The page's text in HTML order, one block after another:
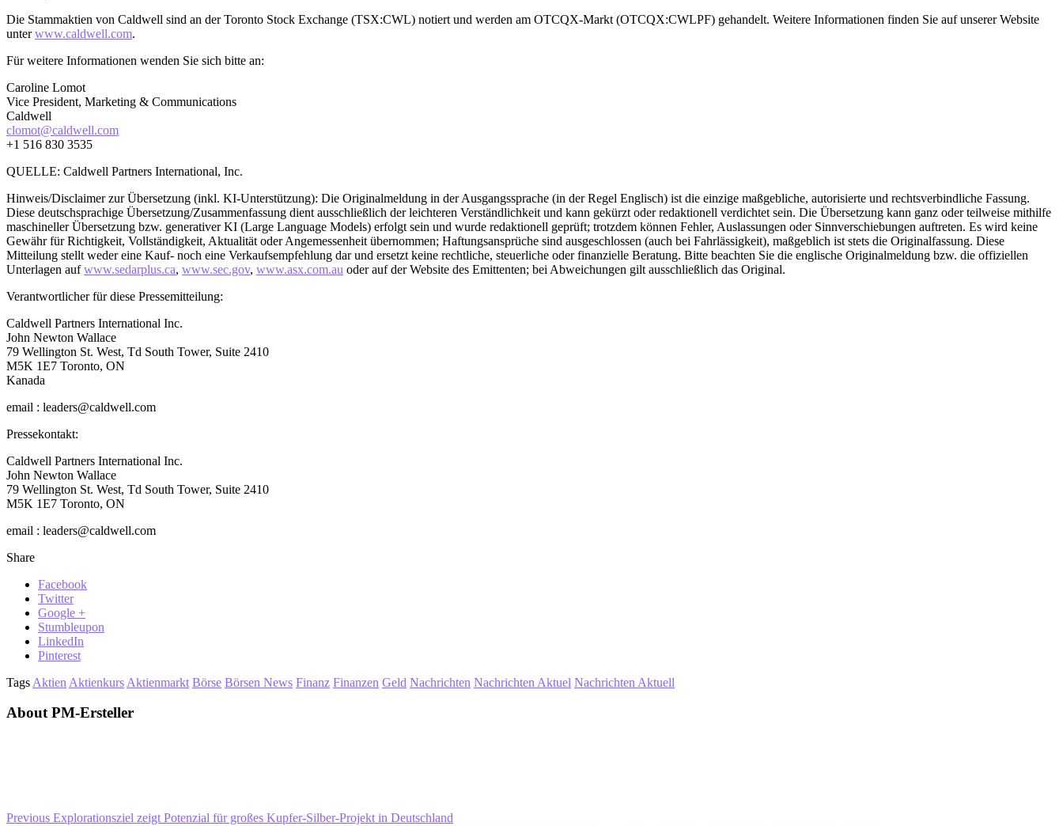
Die Stammaktien von Caldwell sind an der Toronto Stock Exchange (TSX:CWL) notiert und werden am OTCQX-Markt (OTCQX:CWLPF) gehandelt. Weitere Informationen finden Sie auf unserer Website
unterwww.caldwell.com.
Für weitere Informationen wenden Sie sich bitte an:
Caroline Lomot
Vice President, Marketing & Communications
Caldwell
clomot@caldwell.com
+1 516 830 3535
QUELLE: Caldwell Partners International, Inc.
Hinweis/Disclaimer zur Übersetzung (inkl. KI-Unterstützung): Die Originalmeldung in der Ausgangssprache (in der Regel Englisch) ist die einzige maßgebliche, autorisierte und rechtsverbindliche Fassung.
Diese deutschsprachige Übersetzung/Zusammenfassung dient ausschließlich der leichteren Verständlichkeit und kann gekürzt oder redaktionell verdichtet sein. Die Übersetzung kann ganz oder teilweise mithilfe
maschineller Übersetzung bzw. generativer KI (Large Language Models) erfolgt sein und wurde redaktionell geprüft; trotzdem können Fehler, Auslassungen oder Sinnverschiebungen auftreten. Es wird keine
Gewähr für Richtigkeit, Vollständigkeit, Aktualität oder Angemessenheit übernommen; Haftungsansprüche sind ausgeschlossen (auch bei Fahrlässigkeit), maßgeblich ist stets die Originalfassung. Diese
Mitteilung stellt weder eine Kauf- noch eine Verkaufsempfehlung dar und ersetzt keine rechtliche, steuerliche oder finanzielle Beratung. Bitte beachten Sie die englische Originalmeldung bzw. die offiziellen
Unterlagen aufwww.sedarplus.ca, www.sec.gov, www.asx.com.au oder auf der Website des Emittenten; bei Abweichungen gilt ausschließlich das Original.
Verantwortlicher für diese Pressemitteilung:
Caldwell Partners International Inc.
John Newton Wallace
79 Wellington St. West, Td South Tower, Suite 2410
M5K 1E7 Toronto, ON
Kanada
email : leaders@caldwell.com
Pressekontakt:
Caldwell Partners International Inc.
John Newton Wallace
79 Wellington St. West, Td South Tower, Suite 2410
M5K 1E7 Toronto, ON
email : leaders@caldwell.com
Share
Facebook
Twitter
Google +
Stumbleupon
LinkedIn
Pinterest
Tags Aktien Aktienkurs Aktienmarkt Börse Börsen News Finanz Finanzen Geld Nachrichten Nachrichten Aktuel Nachrichten Aktuell
About PM-Ersteller
Previous Explorationsziel zeigt Potenzial für großes Kupfer-Silber-Projekt in Deutschland